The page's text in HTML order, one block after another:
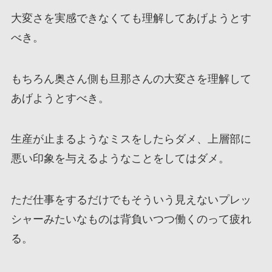
大変さを実感できなくても理解してあげようとす
べき。
もちろん奥さん側も旦那さんの大変さを理解して
あげようとすべき。
生産が止まるようなミスをしたらダメ、上層部に
悪い印象を与えるようなことをしてはダメ。
ただ仕事をするだけでもそういう見えないプレッ
シャーみたいなものは背負いつつ働くのって疲れ
る。